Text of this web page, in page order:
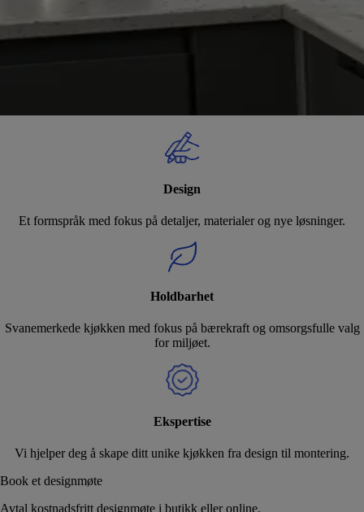
Design
Et formspråk med fokus på detaljer, materialer og nye løsninger.
Holdbarhet
Svanemerkede kjøkken med fokus på bærekraft og omsorgsfulle valg
for miljøet.
Ekspertise
Vi hjelper deg å skape ditt unike kjøkken fra design til montering.
Book et designmøte
Avtal kostnadsfritt designmøte i butikk eller online.